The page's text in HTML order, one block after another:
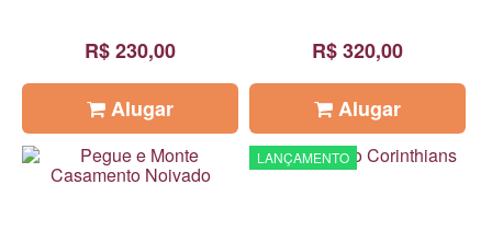
R$ 230,00
Alugar
R$ 320,00
Alugar
LANÇAMENTO